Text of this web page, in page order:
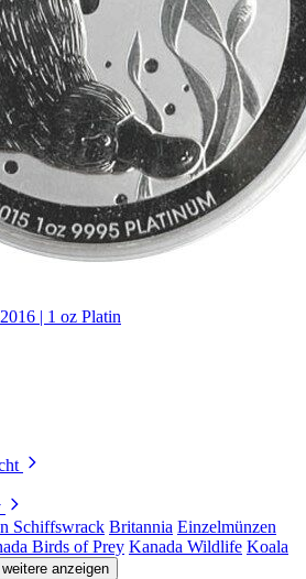
| 1 oz Platin
Schiffswrack Britannia Einzelmünzen
Birds of Prey Kanada Wildlife Koala
anzeigen